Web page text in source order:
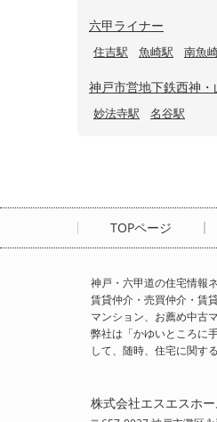
六甲ライナー
住吉駅 魚崎駅 南魚
神戸市営地下鉄西神・
妙法寺駅 名谷駅
TOPページ
神戸・六甲道の住宅情報
賃貸仲介・売買仲介・賃
マンション、お薦め中古
弊社は「かゆいところに
して、随時、住宅に関す
株式会社エスエスホ